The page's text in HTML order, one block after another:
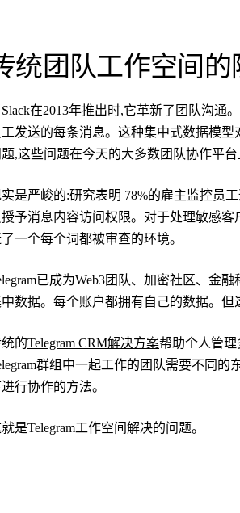
统团队工作空间的
Slack在2013年推出时,它革新了团队沟通
工发送的每条消息。这种集中式数据模
,这些问题在今天的大多数团队协作平台
是严峻的:研究表明 78%的雇主监控员
授予消息内容访问权限。对于处理敏感
一个每个词都被审查的环境。
已成为Web3团队、加密社区、金
数据。每个账户都拥有自己的数据。但
的Telegram CRM解决方案帮助个人管
群组中一起工作的团队需要不同
行协作的方法。
是Telegram工作空间解决的问题。